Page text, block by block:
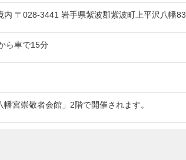
〒028-3441 岩手県紫波郡紫波町上平沢八幡83
ら車で15分
幡宮崇敬者会館」2階で開催されます。